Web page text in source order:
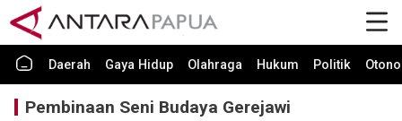
Daerah Gaya Hidup Olahraga Hukum Politik
Pembinaan Seni Budaya Gerejawi